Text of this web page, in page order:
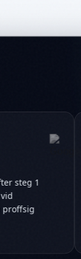
steg 1
vid
proffsig